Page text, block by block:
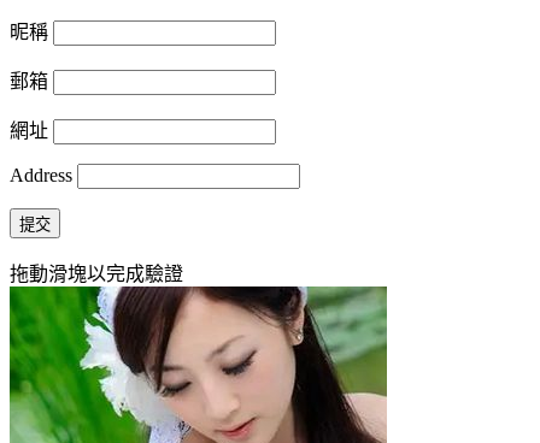
昵稱
郵箱
網址
Address
提交
拖動滑塊以完成驗證